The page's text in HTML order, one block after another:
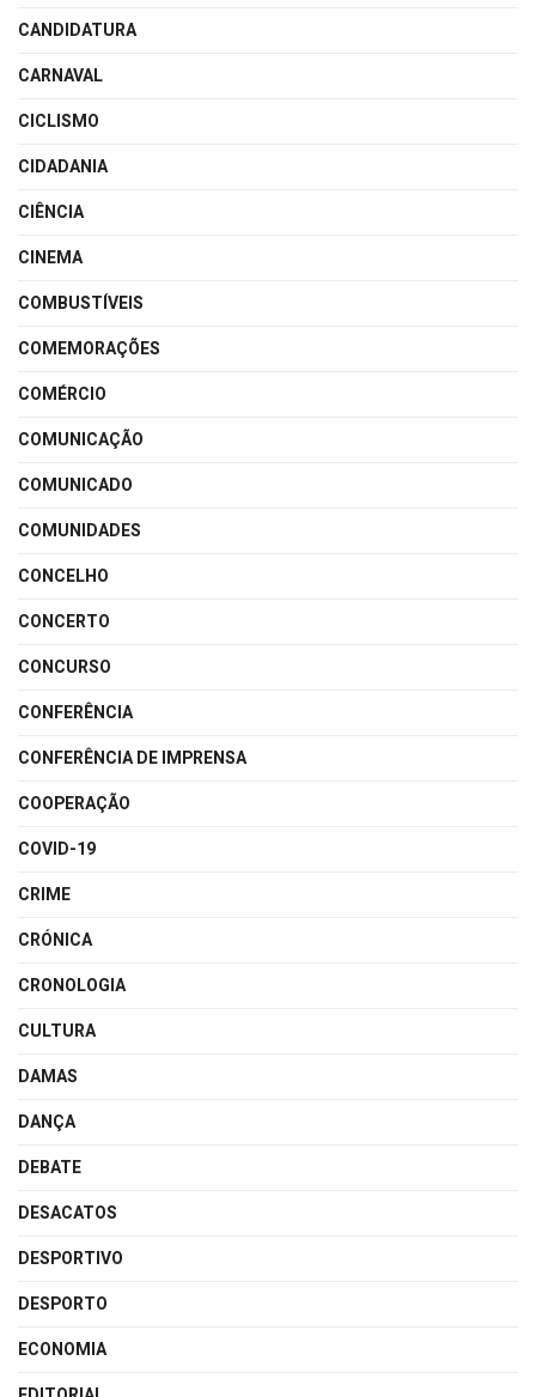
CANDIDATURA
CARNAVAL
CICLISMO
CIDADANIA
CIÊNCIA
CINEMA
COMBUSTÍVEIS
COMEMORAÇÕES
COMÉRCIO
COMUNICAÇÃO
COMUNICADO
COMUNIDADES
CONCELHO
CONCERTO
CONCURSO
CONFERÊNCIA
CONFERÊNCIA DE IMPRENSA
COOPERAÇÃO
COVID-19
CRIME
CRÓNICA
CRONOLOGIA
CULTURA
DAMAS
DANÇA
DEBATE
DESACATOS
DESPORTIVO
DESPORTO
ECONOMIA